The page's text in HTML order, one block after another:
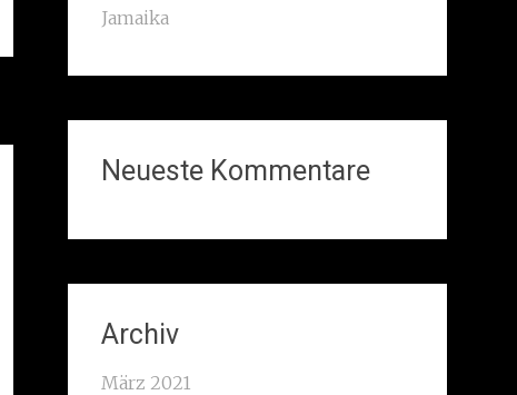
Jamaika
Neueste Kommentare
Archiv
März 2021